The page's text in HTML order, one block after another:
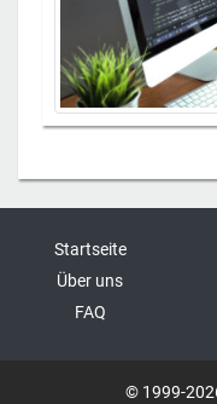
Startseite
Über uns
FAQ
© 1999-